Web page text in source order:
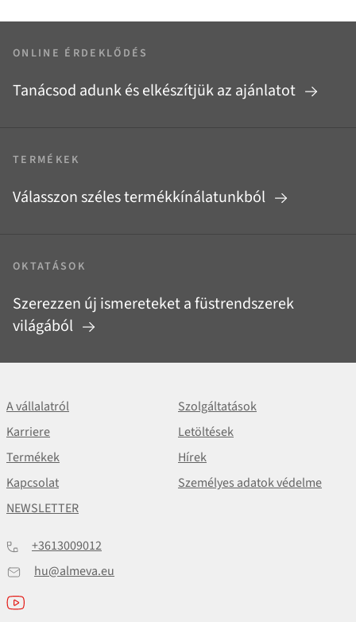
ONLINE ÉRDEKLŐDÉS
Tanácsod adunk és elkészítjük az ajánlatot
TERMÉKEK
Válasszon széles termékkínálatunkból
OKTATÁSOK
Szerezzen új ismereteket a füstrendszerek
világából
A vállalatról
Szolgáltatások
Karriere
Letöltések
Termékek
Hírek
Kapcsolat
Személyes adatok védelme
NEWSLETTER
+3613009012
hu@almeva.eu